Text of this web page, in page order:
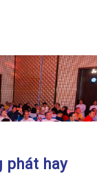
phát hay